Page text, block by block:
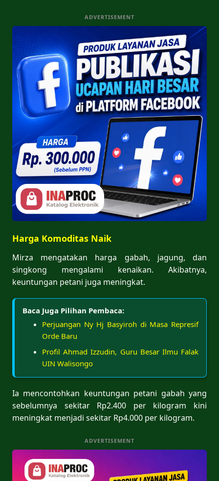
ADVERTISEMENT
Harga Komoditas Naik
Mirza mengatakan harga gabah, jagung, dan
singkong mengalami kenaikan. Akibatnya,
keuntungan petani juga meningkat.
Baca Juga Pilihan Pembaca:
Perjuangan Ny Hj Basyiroh di Masa Represif
Orde Baru
Profil Ahmad Izzudin, Guru Besar Ilmu Falak
UIN Walisongo
Ia mencontohkan keuntungan petani gabah yang
sebelumnya sekitar Rp2.400 per kilogram kini
meningkat menjadi sekitar Rp4.000 per kilogram.
ADVERTISEMENT